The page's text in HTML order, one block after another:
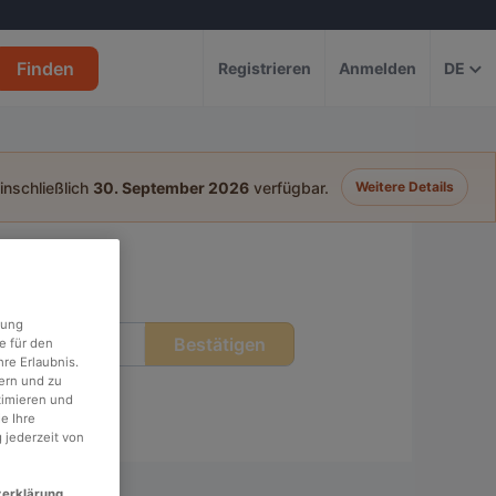
Finden Registrieren Anmelden DE
30. September 2026 verfügbar. Weitere Details
Bestätigen
für den
Erlaubnis.
und zu
und
Ihre
jederzeit von